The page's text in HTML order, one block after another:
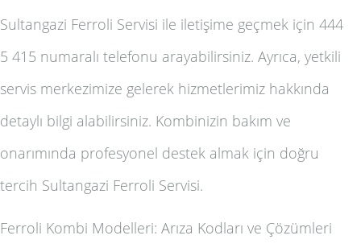
Sultangazi Ferroli Servisi ile iletişime geçmek için 444
5 415 numaralı telefonu arayabilirsiniz. Ayrıca, yetkili
servis merkezimize gelerek hizmetlerimiz hakkında
detaylı bilgi alabilirsiniz. Kombinizin bakım ve
onarımında profesyonel destek almak için doğru
tercih Sultangazi Ferroli Servisi.
Ferroli Kombi Modelleri: Arıza Kodları ve Çözümleri